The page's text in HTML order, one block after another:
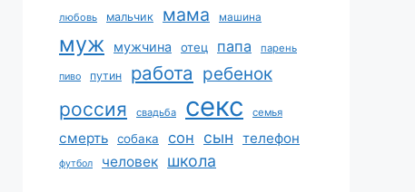
любовь мальчик мама машина
муж мужчина отец папа парень
пиво путин работа ребенок
россия свадьба секс семья
смерть собака сон сын телефон
футбол человек школа